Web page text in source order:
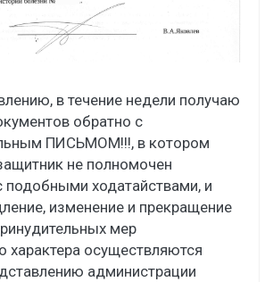
в течение недели получаю
обратно с
ПИСЬМОМ!!!, в котором
не полномочен
подобными ходатайствами, и
изменение и прекращение
мер
характера осуществляются
администрации